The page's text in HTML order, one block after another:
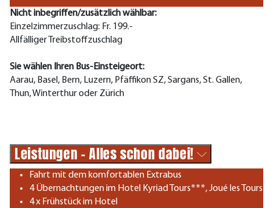
Nicht inbegriffen/zusätzlich wählbar:
Einzelzimmerzuschlag: Fr. 199.-
Allfälliger Treibstoffzuschlag
Sie wählen Ihren Bus-Einsteigeort:
Aarau, Basel, Bern, Luzern, Pfäffikon SZ, Sargans, St. Gallen,
Thun, Winterthur oder Zürich
Leistungen - Alles schon dabei!
Fahrt mit dem komfortablen Extrabus
4 Übernachtungen im Hotel Kyriad Tours***, Joué les Tours
4 x Frühstück im Hotel